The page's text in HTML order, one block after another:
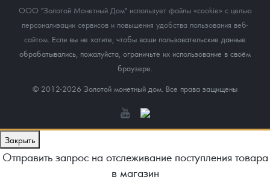
ООО "Золотой Монетный Дом" использует файлы «cookie» с целью
персонализации сервисов и повышения удобства пользования веб-
сайтом . Если вы не хотите, чтобы ваши пользовательские данные
обрабатывались, пожалуйста, ограничьте их использование в своём
браузере.
© 2012-2026 Золотой монетный дом. Все права защищены
Закрыть
Отправить запрос на отслеживание поступления товара
в магазин